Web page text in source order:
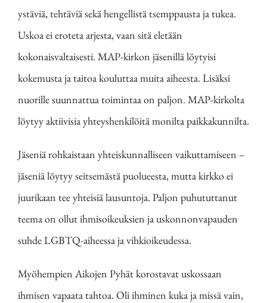
ystäviä, tehtäviä sekä hengellistä tsemppausta ja tukea.
Uskoa ei eroteta arjesta, vaan sitä eletään
kokonaisvaltaisesti. MAP-kirkon jäsenillä löytyisi
kokemusta ja taitoa kouluttaa muita aiheesta. Lisäksi
nuorille suunnattua toimintaa on paljon. MAP-kirkolta
löytyy aktiivisia yhteyshenkilöitä monilta paikkakunnilta.
Jäseniä rohkaistaan yhteiskunnalliseen vaikuttamiseen –
jäseniä löytyy seitsemästä puolueesta, mutta kirkko ei
juurikaan tee yhteisiä lausuntoja. Paljon puhututtanut
teema on ollut ihmisoikeuksien ja uskonnonvapauden
suhde LGBTQ-aiheessa ja vihkioikeudessa.
Myöhempien Aikojen Pyhät korostavat uskossaan
ihmisen vapaata tahtoa. Oli ihminen kuka ja missä vain,